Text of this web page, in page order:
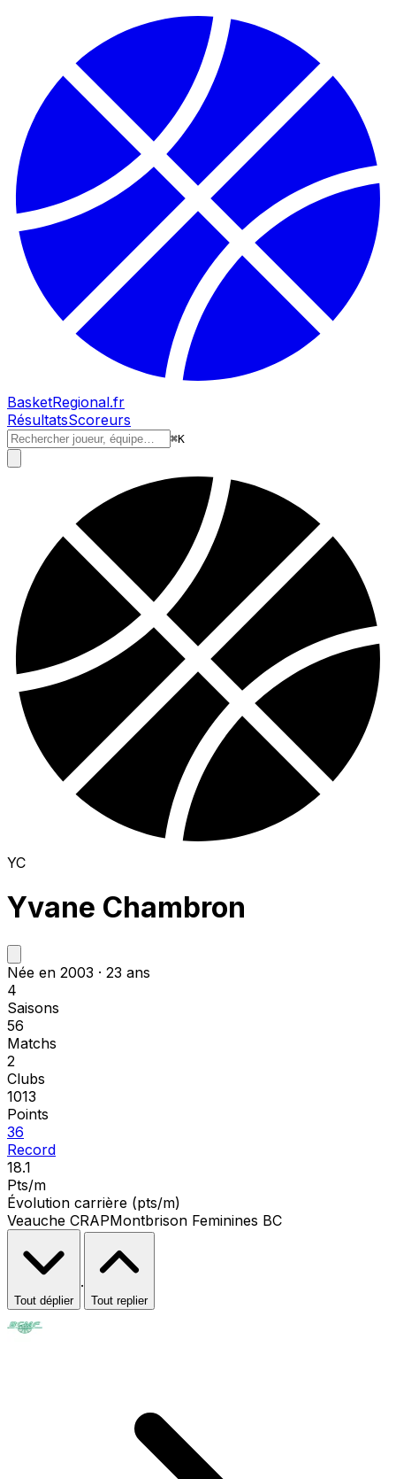
BasketRegional.fr
RésultatsScoreurs
⌘K
YC
Yvane Chambron
Née en 2003 · 23 ans
4
Saisons
56
Matchs
2
Clubs
1013
Points
36
Record
18.1
Pts/m
Évolution carrière (pts/m)
Veauche CRAPMontbrison Feminines BC
Tout déplier
·
Tout replier